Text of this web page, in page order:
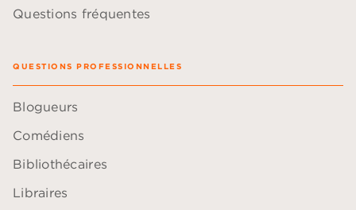
Questions fréquentes
QUESTIONS PROFESSIONNELLES
Blogueurs
Comédiens
Bibliothécaires
Libraires